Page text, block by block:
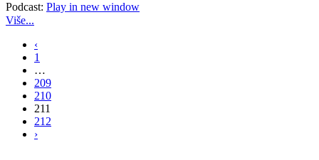
Podcast: Play in new window
Više...
‹
1
…
209
210
211
212
›